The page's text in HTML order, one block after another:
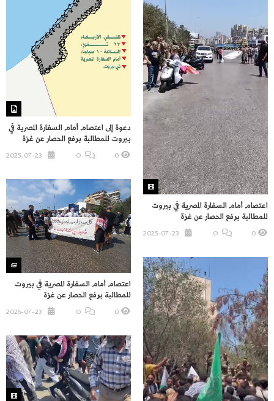
دعوة إلى اعتصام أمام السفارة المصرية في
بيروت للمطالبة برفع الحصار عن غزة
0
O
اعتصام أمام السفارة المصرية في بيروت
للمطالبة برفع الحصار عن غزة
0
O
اعتصام أمام السفارة المصرية في بيروت
للمطالبة برفع الحصار عن غزة
0
O